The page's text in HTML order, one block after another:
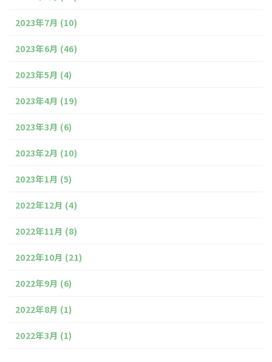
2023年7月 (10)
2023年6月 (46)
2023年5月 (4)
2023年4月 (19)
2023年3月 (6)
2023年2月 (10)
2023年1月 (5)
2022年12月 (4)
2022年11月 (8)
2022年10月 (21)
2022年9月 (6)
2022年8月 (1)
2022年3月 (1)